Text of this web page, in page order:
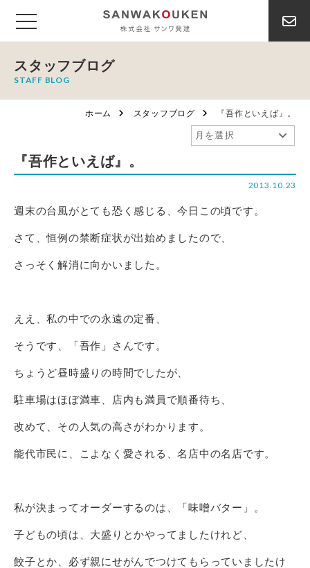
スタッフブログ
STAFF BLOG
ホーム スタッフブログ 『吾作といえば』。
『吾作といえば』。
2013.10.23
週末の台風がとても恐く感じる、今日この頃です。
さて、恒例の禁断症状が出始めましたので、
さっそく解消に向かいました。
ええ、私の中での永遠の定番、
そうです、「吾作」さんです。
ちょうど昼時盛りの時間でしたが、
駐車場はほぼ満車、店内も満員で順番待ち、
改めて、その人気の高さがわかります。
能代市民に、こよなく愛される、名店中の名店です。
私が決まってオーダーするのは、「味噌バター」。
子どもの頃は、大盛りとかやってましたけれど、
餃子とか、必ず親にせがんでつけてもらっていましたけ